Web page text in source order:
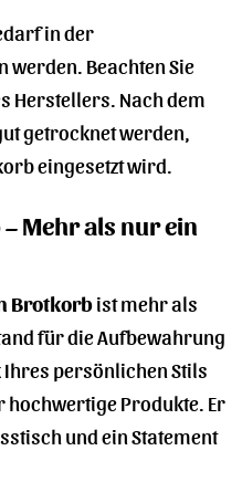
in der
werden. Beachten Sie
Herstellers. Nach dem
getrocknet werden,
eingesetzt wird.
Mehr als nur ein
Brotkorbist mehr als
für die Aufbewahrung
Ihres persönlichen Stils
Produkte. Er
und ein Statement